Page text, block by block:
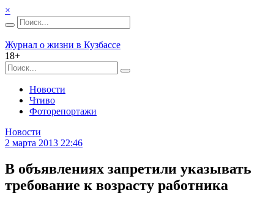
×
Журнал о жизни в Кузбассе
18+
Новости
Чтиво
Фоторепортажи
Новости
2 марта 2013 22:46
В объявлениях запретили указывать
требование к возрасту работника